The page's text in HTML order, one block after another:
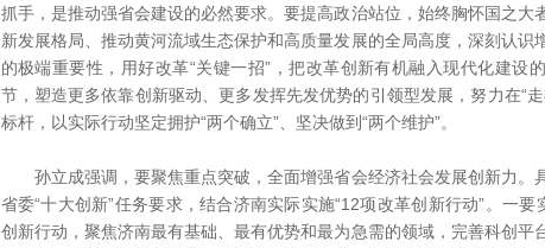
抓手，是推动强省会建设的必然要求。要提高政治站位，始终胸怀国之大
新发展格局、推动黄河流域生态保护和高质量发展的全局高度，深刻认识
的极端重要性，用好改革“关键一招”，把改革创新有机融入现代化建设
节，塑造更多依靠创新驱动、更多发挥先发优势的引领型发展，努力在“
标杆，以实际行动坚定拥护“两个确立”、坚决做到“两个维护”。
孙立成强调，要聚焦重点突破，全面增强省会经济社会发展创新力。
省委“十大创新”任务要求，结合济南实际实施“12项改革创新行动”。一要
创新行动，聚焦济南最有基础、最有优势和最为急需的领域，完善科创平